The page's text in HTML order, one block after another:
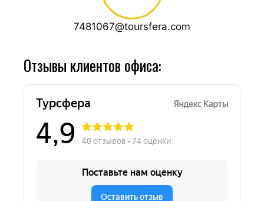
7481067@toursfera.сom
Отзывы клиентов офиса: